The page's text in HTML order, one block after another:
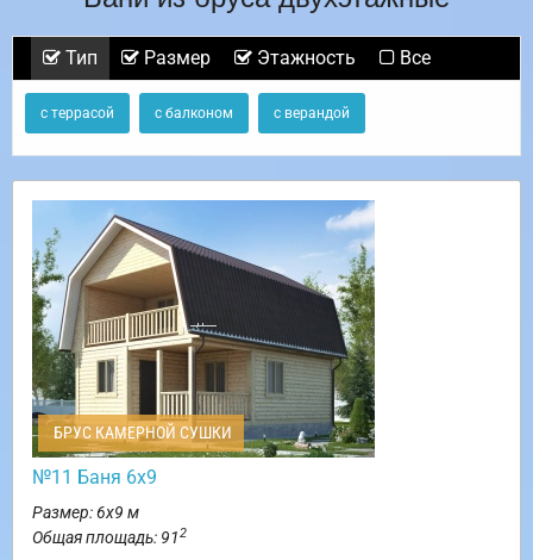
Тип Размер Этажность Все
с террасой с балконом с верандой
БРУС КАМЕРНОЙ СУШКИ
№11 Баня 6х9
Размер: 6х9 м
Общая площадь: 912